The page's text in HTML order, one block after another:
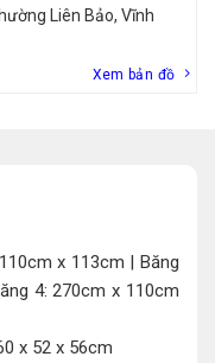
Liên Bảo, Vĩnh
Xem bản đồ
x 113cm | Băng
4: 270cm x 110cm
x 52 x 56cm